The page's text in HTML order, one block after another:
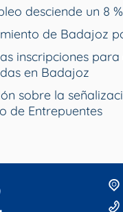
desciende un 8
de Badajoz
inscripciones
en Badajoz
sobre la
de Entrepuentes